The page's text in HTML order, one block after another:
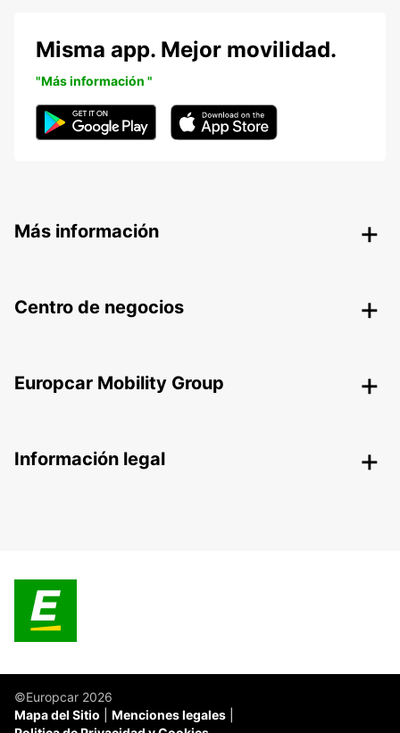
Misma app. Mejor movilidad.
"Más información "
Más información
Centro de negocios
Europcar Mobility Group
Información legal
©Europcar 2026
Mapa del Sitio
Menciones legales